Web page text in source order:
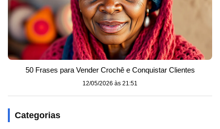
50 Frases para Vender Crochê e Conquistar Clientes
12/05/2026 às 21:51
Categorias